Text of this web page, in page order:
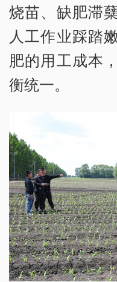
烧苗、缺肥滞
人工作业踩踏
肥的用工成本
衡统一。